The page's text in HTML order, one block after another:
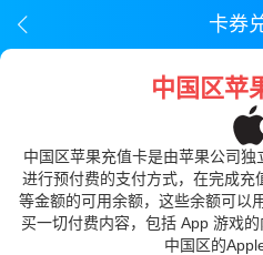
卡券
中国区苹
中国区苹果充值卡是由苹果公司
进行预付费的支付方式，在完成充
等金额的可用余额，这些余额可以
买一切付费内容，包括 App 游戏
中国区的